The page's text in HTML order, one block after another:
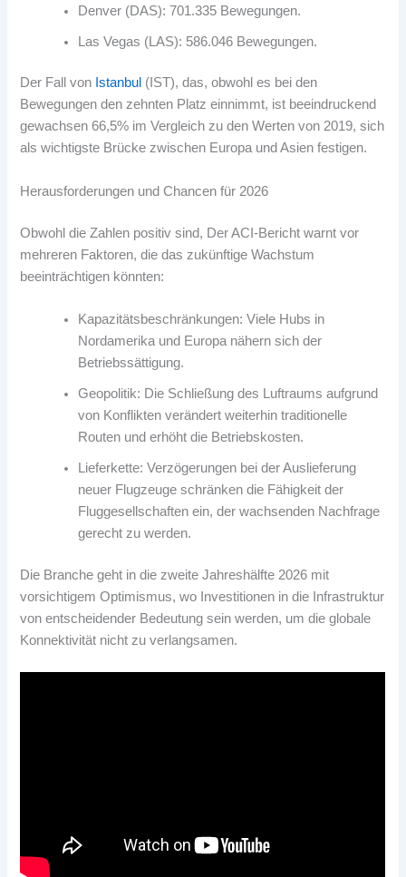
Denver (DAS): 701.335 Bewegungen.
Las Vegas (LAS): 586.046 Bewegungen.
Der Fall von Istanbul (IST), das, obwohl es bei den
Bewegungen den zehnten Platz einnimmt, ist beeindruckend
gewachsen 66,5% im Vergleich zu den Werten von 2019, sich
als wichtigste Brücke zwischen Europa und Asien festigen.
Herausforderungen und Chancen für 2026
Obwohl die Zahlen positiv sind, Der ACI-Bericht warnt vor
mehreren Faktoren, die das zukünftige Wachstum
beeinträchtigen könnten:
Kapazitätsbeschränkungen: Viele Hubs in
Nordamerika und Europa nähern sich der
Betriebssättigung.
Geopolitik: Die Schließung des Luftraums aufgrund
von Konflikten verändert weiterhin traditionelle
Routen und erhöht die Betriebskosten.
Lieferkette: Verzögerungen bei der Auslieferung
neuer Flugzeuge schränken die Fähigkeit der
Fluggesellschaften ein, der wachsenden Nachfrage
gerecht zu werden.
Die Branche geht in die zweite Jahreshälfte 2026 mit
vorsichtigem Optimismus, wo Investitionen in die Infrastruktur
von entscheidender Bedeutung sein werden, um die globale
Konnektivität nicht zu verlangsamen.